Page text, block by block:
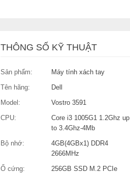
THÔNG SỐ KỸ THUẬT
Sản phẩm:
Máy tính xách tay
Tên hãng:
Dell
Model:
Vostro 3591
CPU:
Core i3 1005G1 1.2Ghz up
to 3.4Ghz-4Mb
Bộ nhớ:
4GB(4GBx1) DDR4
2666MHz
Ổ cứng:
256GB SSD M.2 PCIe